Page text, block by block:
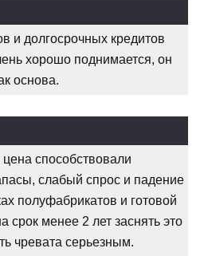
и долгосрочных кредитов
хорошо поднимается, он
основа.
способствовали
слабый спрос и падение
полуфабрикатов и готовой
срок менее 2 лет заснять это
чревата серьезным.